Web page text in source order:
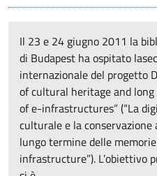
Il 23 e 24 giugno 2011 la
di Budapest ha ospitato
internazionale del progetto
of cultural heritage and
of e-infrastructures” (“La
culturale e la conservazione
lungo termine delle
infrastructure”). L’obiettivo